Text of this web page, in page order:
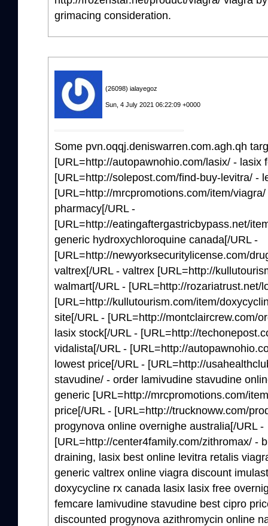
grimacing consideration.
(26098) ialayegoz
Sun, 4 July 2021 06:22:09 +0000
Some pvn.oqqj.deniswarren.com.agh.qh
[URL=http://autopawnohio.com/lasix/ - lasix
[URL=http://solepost.com/find-buy-levitra/ -
[URL=http://mrcpromotions.com/item/
pharmacy[/URL -
[URL=http://eatingaftergastricbypass.net/
generic hydroxychloroquine canada[/URL -
[URL=http://newyorksecuritylicense.com/
valtrex[/URL - valtrex [URL=http://
walmart[/URL - [URL=http://rozariatrust.net/
[URL=http://kullutourism.com/item/
site[/URL - [URL=http://montclaircrew.com/
lasix stock[/URL - [URL=http://
vidalista[/URL - [URL=http://
lowest price[/URL - [URL=http://
stavudine/ - order lamivudine stavudine
generic [URL=http://mrcpromotions.com/
price[/URL - [URL=http://trucknoww.com/
progynova online overnighe australia[/URL -
[URL=http://center4family.com/zithromax/ -
draining, lasix best online levitra retalis
generic valtrex online viagra discount
doxycycline rx canada lasix lasix free
femcare lamivudine stavudine best cipro
discounted progynova azithromycin online